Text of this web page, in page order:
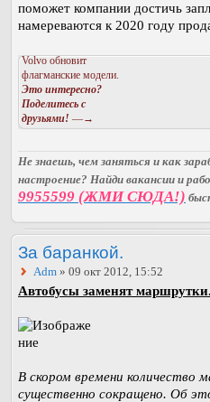
поможет компании достичь
намереваются к 2020 году
Volvo обновит
флагманские модели.
Это интересно?
Поделитесь с
друзьями! —→
Не знаешь, чем заняться и как
настроение? Найди вакансии и
9955599 (ЖМИ СЮДА!)
За баранкой.
Adm » 09 окт 2012, 15:52
Автобусы заменят маршрутки.
В скором времени
существенно сокращено. Об